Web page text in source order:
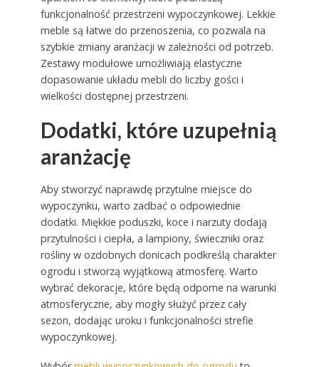
funkcjonalność przestrzeni wypoczynkowej. Lekkie
meble są łatwe do przenoszenia, co pozwala na
szybkie zmiany aranżacji w zależności od potrzeb.
Zestawy modułowe umożliwiają elastyczne
dopasowanie układu mebli do liczby gości i
wielkości dostępnej przestrzeni.
Dodatki, które uzupełnią
aranżację
Aby stworzyć naprawdę przytulne miejsce do
wypoczynku, warto zadbać o odpowiednie
dodatki. Miękkie poduszki, koce i narzuty dodają
przytulności i ciepła, a lampiony, świeczniki oraz
rośliny w ozdobnych donicach podkreślą charakter
ogrodu i stworzą wyjątkową atmosferę. Warto
wybrać dekoracje, które będą odporne na warunki
atmosferyczne, aby mogły służyć przez cały
sezon, dodając uroku i funkcjonalności strefie
wypoczynkowej.